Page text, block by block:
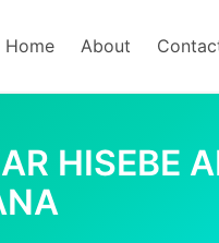
Home About
HISEBE